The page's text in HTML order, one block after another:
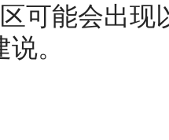
可能会出现
。